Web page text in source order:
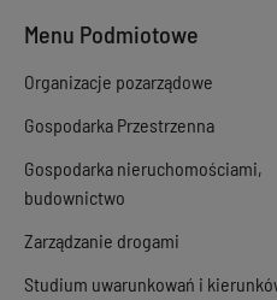
Menu Podmiotowe
Organizacje pozarządowe
Gospodarka Przestrzenna
Gospodarka nieruchomościami,
budownictwo
Zarządzanie drogami
Studium uwarunkowań i